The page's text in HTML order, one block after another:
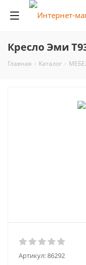
Кресло Эми
Главная - Каталог -
Артикул:86292